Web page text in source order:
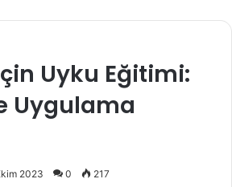
Uyku Eğitimi:
Uygulama
2023 0 217